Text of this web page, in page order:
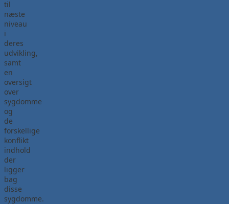
til
næste
niveau
i
deres
udvikling,
samt
en
oversigt
over
sygdomme
og
de
forskellige
konflikt
indhold
der
ligger
bag
disse
sygdomme.